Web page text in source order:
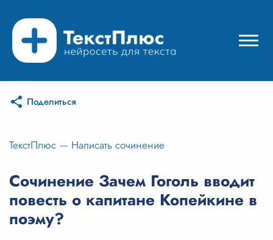
Режимы нейросети
Цены
Вход
Вход с Telegram
Поделиться
ТекстПлюс — Написать сочинение
Сочинение Зачем Гоголь вводит
повесть о капитане Копейкине в
поэму?